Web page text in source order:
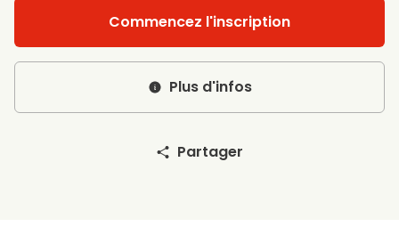
Commencez l'inscription
Plus d'infos
Partager